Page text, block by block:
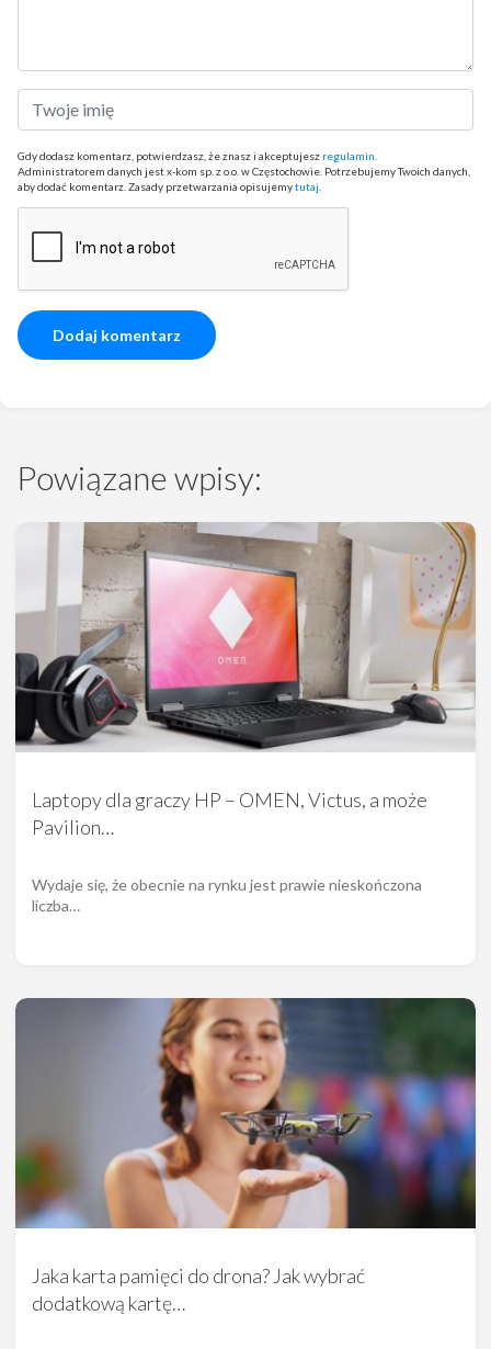
Gdy dodasz komentarz, potwierdzasz, że znasz i akceptujesz regulamin
Administratorem danych jest x-kom sp. z o.o. w Częstochowie. Potrzebujemy Twoich danych,
aby dodać komentarz. Zasady przetwarzania opisujemytutaj
Powiązane wpisy:
Laptopy dla graczy HP – OMEN, Victus, a może
Pavilion…
Wydaje się, że obecnie na rynku jest prawie nieskończona
liczba…
Jaka karta pamięci do drona? Jak wybrać
dodatkową kartę…